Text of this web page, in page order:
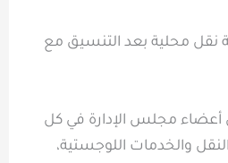
نقل محلية بعد التنسيق مع
أعضاء مجلس الإدارة في كل
والخدمات اللوجستية،